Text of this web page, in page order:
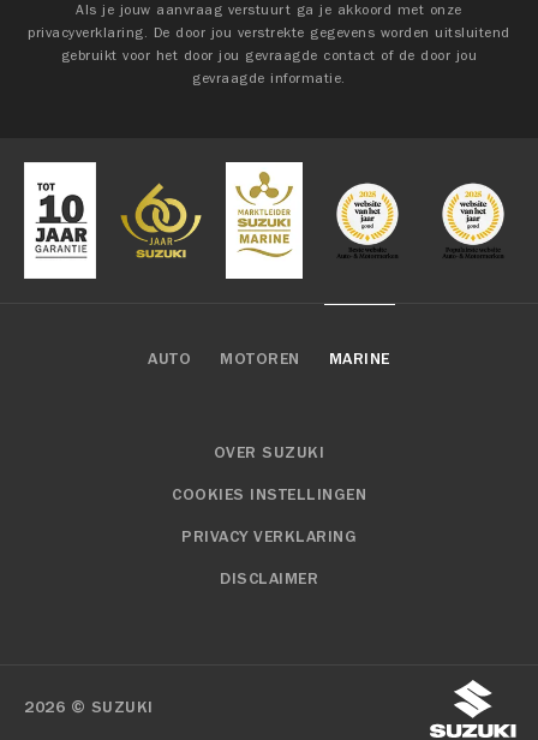
Als je jouw aanvraag verstuurt ga je akkoord met onze
privacyverklaring. De door jou verstrekte gegevens worden uitsluitend
gebruikt voor het door jou gevraagde contact of de door jou
gevraagde informatie.
AUTO MOTOREN MARINE
OVER SUZUKI
COOKIES INSTELLINGEN
PRIVACY VERKLARING
DISCLAIMER
2026 © SUZUKI